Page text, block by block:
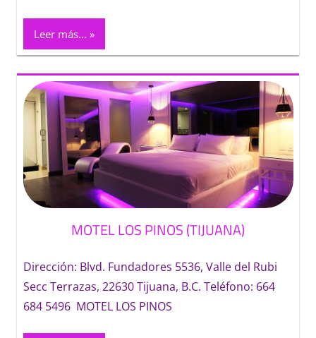
Leer más...
MOTEL LOS PINOS (TIJUANA)
Dirección: Blvd. Fundadores 5536, Valle del Rubi
Secc Terrazas, 22630 Tijuana, B.C. Teléfono: 664
684 5496 MOTEL LOS PINOS